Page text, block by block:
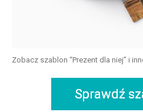
Zobacz szablon “Prezent dla niej” i
Sprawdź